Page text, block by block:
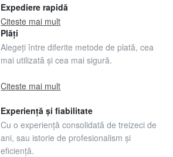
Expediere rapidă
Citeste mai mult
Plăți
Alegeți între diferite metode de plată, cea
mai utilizată și cea mai sigură.
Citeste mai mult
Experiență și fiabilitate
Cu o experiență consolidată de treizeci de
ani, sau istorie de profesionalism și
eficiență.